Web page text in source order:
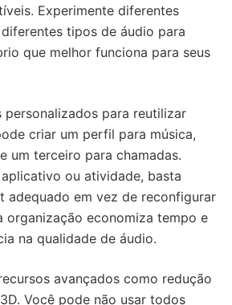
Experimente diferentes
tipos de áudio para
que melhor funciona para seus
personalizados para reutilizar
criar um perfil para música,
um terceiro para chamadas.
ou atividade, basta
adequado em vez de reconfigurar
organização economiza tempo e
na qualidade de áudio.
avançados como redução
Você pode não usar todos